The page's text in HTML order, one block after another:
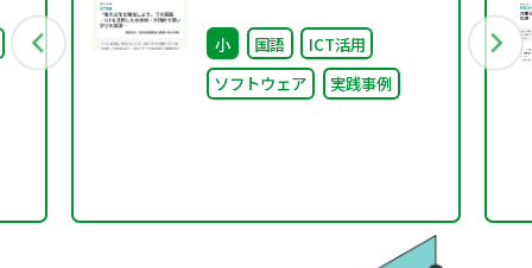
践 ―ICTを活用した主
体的・対話的で深い学び
の実現―
小 国語
ICT活用
ソフトウェア
実践事例